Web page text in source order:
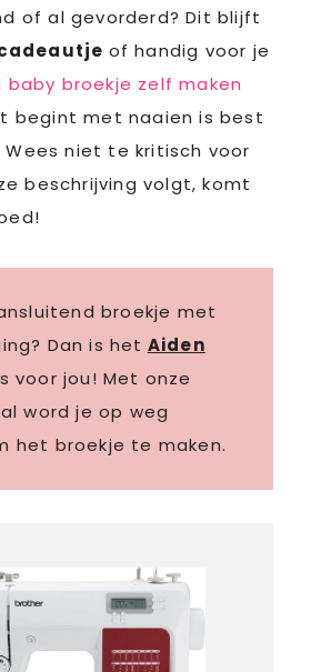
of al gevorderd? Dit blijft
of handig voor je
baby broekje zelf maken
begint met naaien is best
Wees niet te kritisch voor
beschrijving volgt, komt
broekje met
Dan is het Aiden
voor jou! Met onze
word je op weg
het broekje te maken.